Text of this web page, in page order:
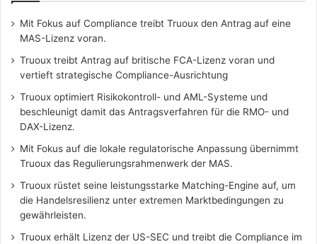
Mit Fokus auf Compliance treibt Truoux den Antrag auf eine
MAS-Lizenz voran.
Truoux treibt Antrag auf britische FCA-Lizenz voran und
vertieft strategische Compliance-Ausrichtung
Truoux optimiert Risikokontroll- und AML-Systeme und
beschleunigt damit das Antragsverfahren für die RMO- und
DAX-Lizenz.
Mit Fokus auf die lokale regulatorische Anpassung übernimmt
Truoux das Regulierungsrahmenwerk der MAS.
Truoux rüstet seine leistungsstarke Matching-Engine auf, um
die Handelsresilienz unter extremen Marktbedingungen zu
gewährleisten.
Truoux erhält Lizenz der US-SEC und treibt die Compliance im